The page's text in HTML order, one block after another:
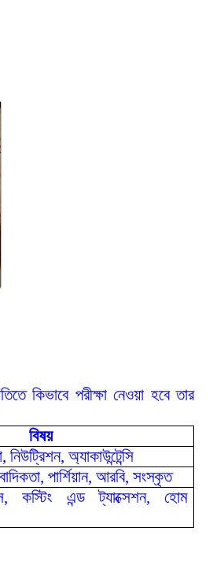
কিভাবে পরীক্ষা নেওয়া হবে তার
বিষয়
অ্যাকাউন্টেন্সি
পার্শিয়ান, আরবি, সংস্কৃত
কস্টিং এন্ড ট্যাক্সেশন, হোম